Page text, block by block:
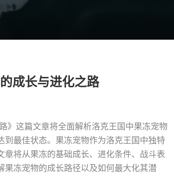
成长与进化之路
》这篇文章将全面解析洛克王国中果冻宠物
最佳状态。果冻宠物作为洛克王国中独特
将从果冻的基础成长、进化条件、战斗表
冻宠物的成长路径以及如何最大化其潜